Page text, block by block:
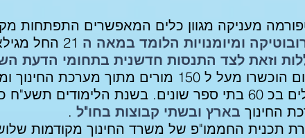
מעניקה מגוון כלים המאפשרים התפתחות
ומיומנויות הלומד במאה ה 21 החל מגילאי בית ספר יסודי ועד לחטיבה עליונה
וזאת לצד התנסות חדשנית בתחומי הדעת
החינוך בארץ ובשתי קבוצות בחו"ל .
תכנית החממו"פ של משרד החינוך מקודמות